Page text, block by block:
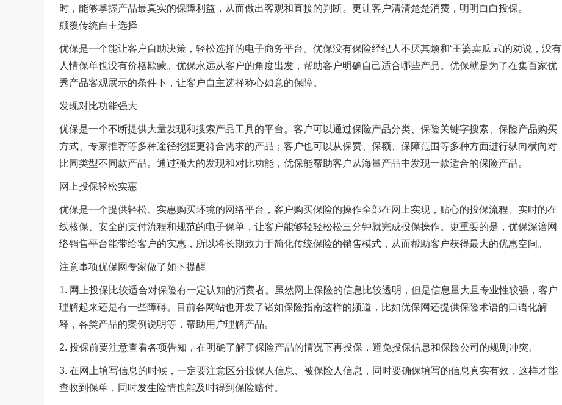
时，能够掌握产品最真实的保障利益，从而做出客观和直接的判断。更让客户清清楚楚消费，明明白白投保。
颠覆传统自主选择
优保是一个能让客户自助决策，轻松选择的电子商务平台。优保没有保险经纪人不厌其烦和‘王婆卖瓜'式的劝说，没有
人情保单也没有价格欺蒙。优保永远从客户的角度出发，帮助客户明确自己适合哪些产品。优保就是为了在集百家优
秀产品客观展示的条件下，让客户自主选择称心如意的保障。
发现对比功能强大
优保是一个不断提供大量发现和搜索产品工具的平台。客户可以通过保险产品分类、保险关键字搜索、保险产品购买
方式、专家推荐等多种途径挖掘更符合需求的产品；客户也可以从保费、保额、保障范围等多种方面进行纵向横向对
比同类型不同款产品。通过强大的发现和对比功能，优保能帮助客户从海量产品中发现一款适合的保险产品。
网上投保轻松实惠
优保是一个提供轻松、实惠购买环境的网络平台，客户购买保险的操作全部在网上实现，贴心的投保流程、实时的在
线核保、安全的支付流程和规范的电子保单，让客户能够轻轻松松三分钟就完成投保操作。更重要的是，优保深谙网
络销售平台能带给客户的实惠，所以将长期致力于简化传统保险的销售模式，从而帮助客户获得最大的优惠空间。
注意事项优保网专家做了如下提醒
1. 网上投保比较适合对保险有一定认知的消费者。虽然网上保险的信息比较透明，但是信息量大且专业性较强，客户
理解起来还是有一些障碍。目前各网站也开发了诸如保险指南这样的频道，比如优保网还提供保险术语的口语化解
释，各类产品的案例说明等，帮助用户理解产品。
2. 投保前要注意查看各项告知，在明确了解了保险产品的情况下再投保，避免投保信息和保险公司的规则冲突。
3. 在网上填写信息的时候，一定要注意区分投保人信息、被保险人信息，同时要确保填写的信息真实有效，这样才能
查收到保单，同时发生险情也能及时得到保险赔付。